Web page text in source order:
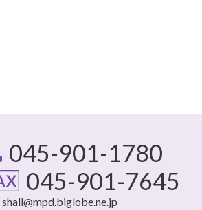
045-901-1780
045-901-7645
shall@mpd.biglobe.ne.jp